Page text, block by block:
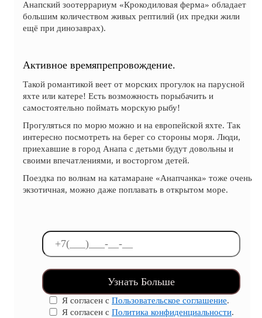
Анапский зоотеррариум «Крокодиловая ферма» обладает
большим количеством живых рептилий (их предки жили
ещё при динозаврах).
Активное времяпрепровождение.
Такой романтикой веет от морских прогулок на парусной
яхте или катере! Есть возможность порыбачить и
самостоятельно поймать морскую рыбу!
Прогуляться по морю можно и на европейской яхте. Так
интересно посмотреть на берег со стороны моря. Люди,
приехавшие в город Анапа с детьми будут довольны и
своими впечатлениями, и восторгом детей.
Поездка по волнам на катамаране «Анапчанка» тоже очень
экзотичная, можно даже поплавать в открытом море.
Узнать Больше
Я согласен с Пользовательское соглашение.
Я согласен с Политика конфиденциальности.